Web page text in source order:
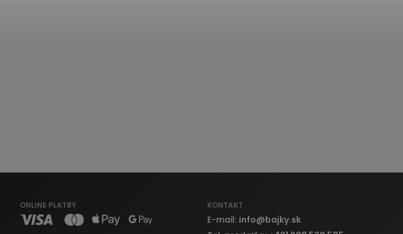
ONLINE PLATBY KONTAKT
E-mail: info@bajky.sk